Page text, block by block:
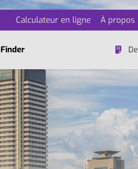
Calculateur en ligne À propos